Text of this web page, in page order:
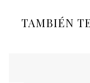
TAMBIÉN